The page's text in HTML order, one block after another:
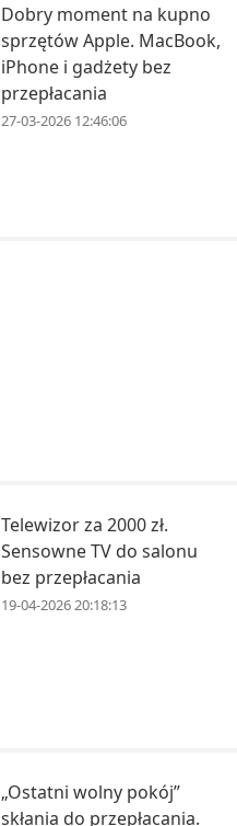
Dobry moment na kupno
sprzętów Apple. MacBook,
iPhone i gadżety bez
przepłacania
27-03-2026 12:46:06
Telewizor za 2000 zł.
Sensowne TV do salonu
bez przepłacania
19-04-2026 20:18:13
„Ostatni wolny pokój”
skłania do przepłacania.